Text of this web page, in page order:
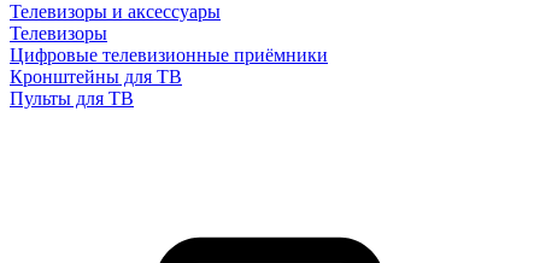
Телевизоры и аксессуары
Телевизоры
Цифровые телевизионные приёмники
Кронштейны для ТВ
Пульты для ТВ